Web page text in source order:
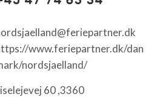
www.feriepartner.dk/dan
nordsjaelland/
60 ,3360